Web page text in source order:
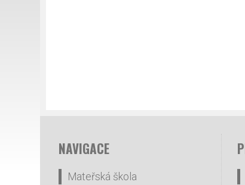
NAVIGACE
Mateřská škola